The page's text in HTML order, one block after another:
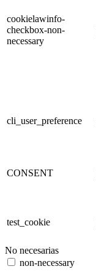
cookielawinfo-
checkbox-non-
necessary
cli_user_preference
CONSENT
test_cookie
No necesarias
non-necessary